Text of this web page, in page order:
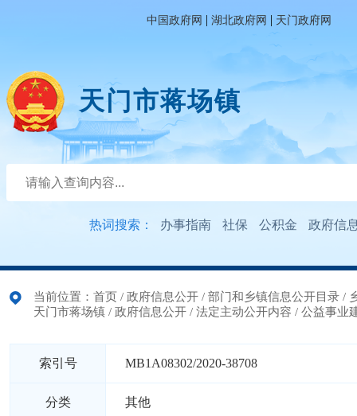
中国政府网 | 湖北政府网 | 天门政府网
天门市蒋场镇
热词搜索： 办事指南 社保 公积金 政府信
当前位置： 首页 / 政府信息公开 / 部门和乡镇信息公开目录 /
天门市蒋场镇 / 政府信息公开 / 法定主动公开内容 / 公益事业
索引号 MB1A08302/2020-38708
分类 其他